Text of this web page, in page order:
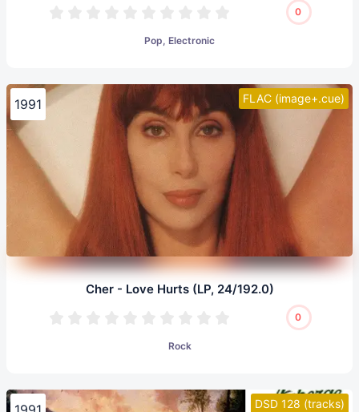
0
Pop, Electronic
FLAC (image+.cue)
1991
Cher - Love Hurts (LP, 24/192.0)
0
Rock
DSD 128 (tracks)